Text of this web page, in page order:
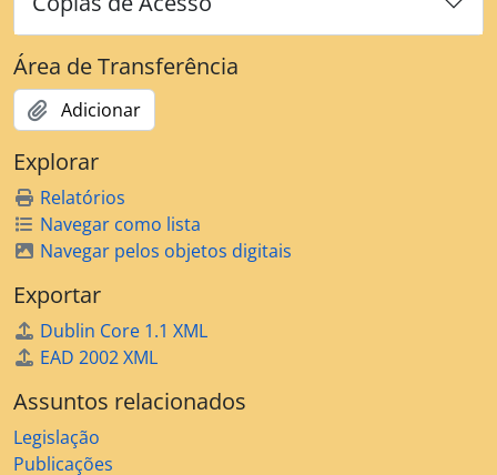
Área de Transferência
Adicionar
Explorar
Relatórios
Navegar como lista
Navegar pelos objetos digitais
Exportar
Dublin Core 1.1 XML
EAD 2002 XML
Assuntos relacionados
Legislação
Publicações